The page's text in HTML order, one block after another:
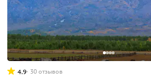
4.9 30 отзывов